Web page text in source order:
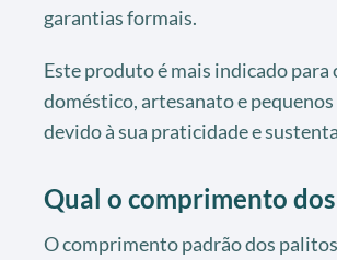
garantias formais.
Este produto é mais indicado para
doméstico, artesanato e
devido à sua praticidade e
Qual o comprimento
O comprimento padrão dos palitos